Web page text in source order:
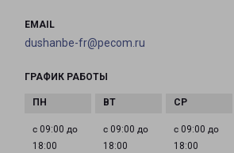
EMAIL
dushanbe-fr@pecom.ru
ГРАФИК РАБОТЫ
с 09:00 до
18:00
с 09:00 до
18:00
с 09:00 до
18:00